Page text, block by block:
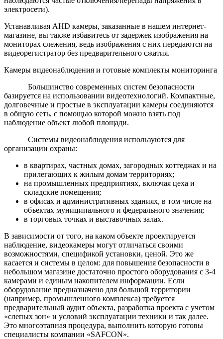
электросети).
Устанавливая AHD камеры, заказанные в нашем интернет-
магазине, вы также избавитесь от задержек изображения на
мониторах слежения, ведь изображения с них передаются на
видеорегистратор без предварительного сжатия.
Камеры видеонаблюдения и готовые комплекты мониторинга
Большинство современных систем безопасности
базируется на использовании видеотехнологий. Компактные,
долговечные и простые в эксплуатации камеры соединяются
в общую сеть, с помощью которой можно взять под
наблюдение объект любой площади.
Системы видеонаблюдения используются для
организации охраны:
в квартирах, частных домах, загородных коттеджах и на
прилегающих к жилым домам территориях;
на промышленных предприятиях, включая цеха и
складские помещения;
в офисах и административных зданиях, в том числе на
объектах муниципального и федерального значения;
в торговых точках и выставочных залах.
В зависимости от того, на каком объекте проектируется
наблюдение, видеокамеры могут отличаться своими
возможностями, спецификой установки, ценой. Это же
касается и системы в целом: для повышения безопасности в
небольшом магазине достаточно простого оборудования с 3-4
камерами и единым накопителем информации. Если
оборудование предназначено для большой территории
(например, промышленного комплекса) требуется
предварительный аудит объекта, разработка проекта с учетом
«слепых зон» и условий эксплуатации техники и так далее.
Это многоэтапная процедура, выполнить которую готовы
специалисты компании «SAFCON».